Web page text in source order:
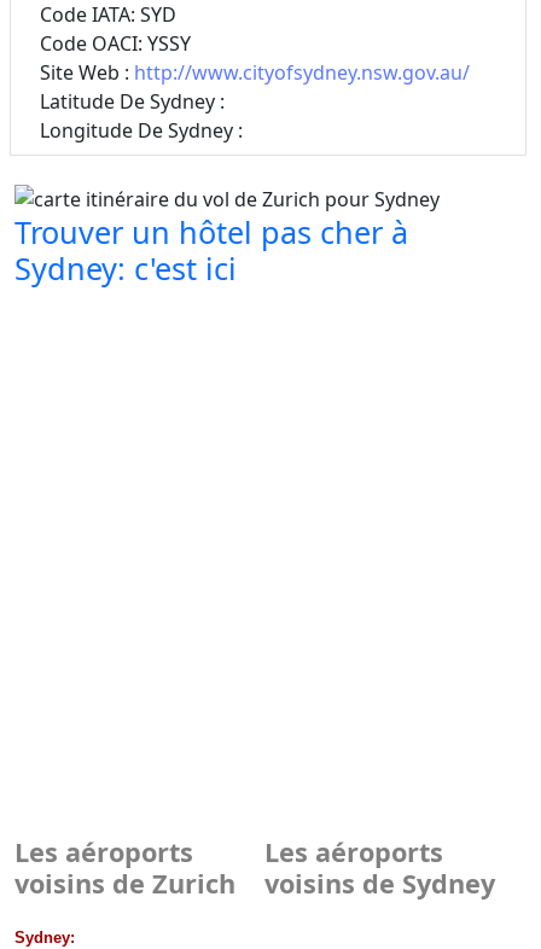
Code IATA: SYD
Code OACI: YSSY
Site Web : http://www.cityofsydney.nsw.gov.au/
Latitude De Sydney :
Longitude De Sydney :
Trouver un hôtel pas cher à
Sydney: c'est ici
Les aéroports
voisins de Zurich
Les aéroports
voisins de Sydney
Sydney: